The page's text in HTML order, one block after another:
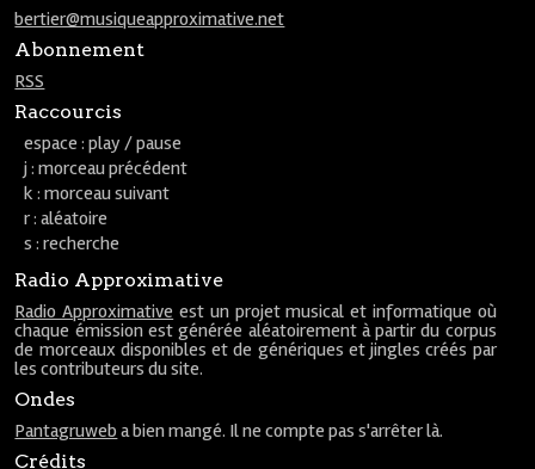
bertier@musiqueapproximative.net
Abonnement
RSS
Raccourcis
espace : play / pause
j : morceau précédent
k : morceau suivant
r : aléatoire
s : recherche
Radio Approximative
Radio Approximative est un projet musical et informatique où
chaque émission est générée aléatoirement à partir du corpus
de morceaux disponibles et de génériques et jingles créés par
les contributeurs du site.
Ondes
Pantagruweb a bien mangé. Il ne compte pas s'arrêter là.
Crédits